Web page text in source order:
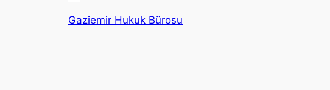
Gaziemir Hukuk Bürosu